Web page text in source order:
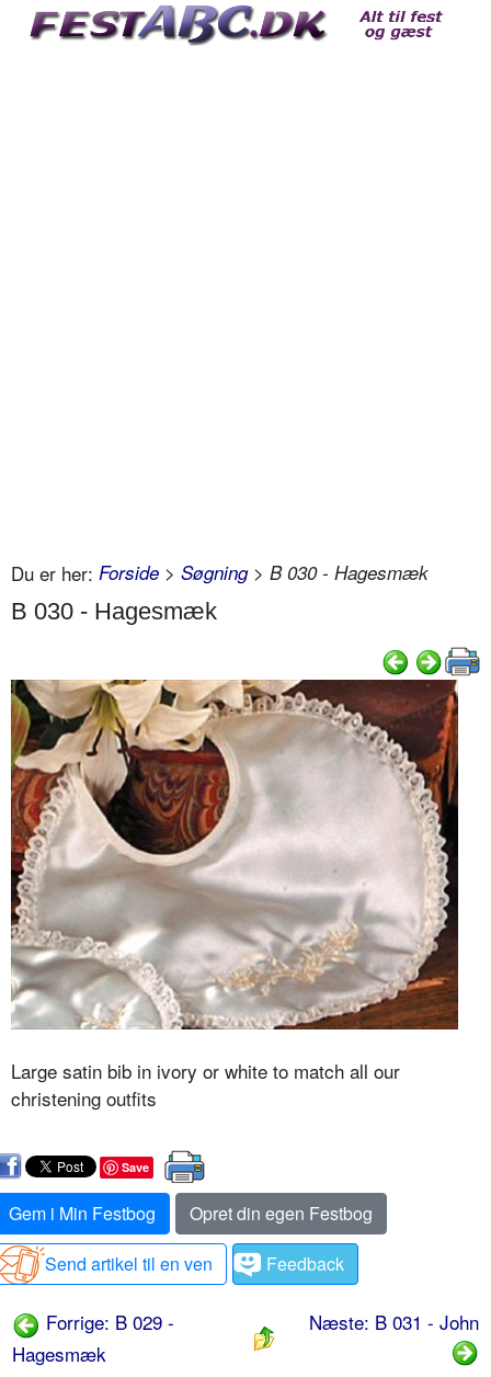
Du er her: Forside > Søgning> B 030 - Hagesmæk
B 030 - Hagesmæk
Large satin bib in ivory or white to match all our
christening outfits
Save
Gem i Min Festbog
Opret din egen Festbog
Send artikel til en ven
Feedback
Forrige: B 029 -
Hagesmæk
Næste: B 031 - John